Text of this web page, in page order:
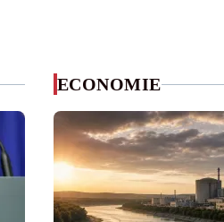
ECONOMIE